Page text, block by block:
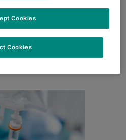
vita quotidiana?
fisica,
Cookies
Cookies